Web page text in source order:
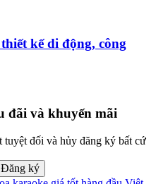
kế di động, công
đãi và khuyến mãi
tuyệt đối và hủy đăng ký bất cứ
Đăng ký